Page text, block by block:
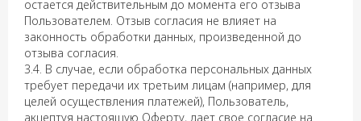
остается действительным до момента его отзыва
Пользователем. Отзыв согласия не влияет на
законность обработки данных, произведенной до
отзыва согласия.
3.4. В случае, если обработка персональных данных
требует передачи их третьим лицам (например, для
целей осуществления платежей), Пользователь,
акцептуя настоящую Оферту, дает свое согласие на